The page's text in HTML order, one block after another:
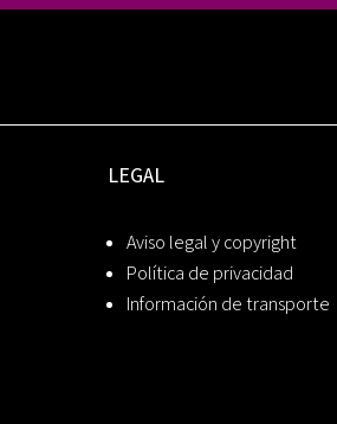
LEGAL
Aviso legal y copyright
Política de privacidad
Información de transporte